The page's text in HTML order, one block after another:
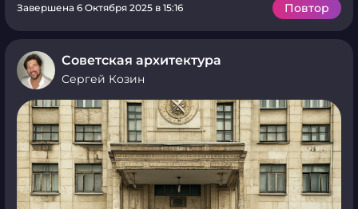
Завершена 6 Октября 2025 в 15:16 Повтор
Советская архитектура
Сергей Козин